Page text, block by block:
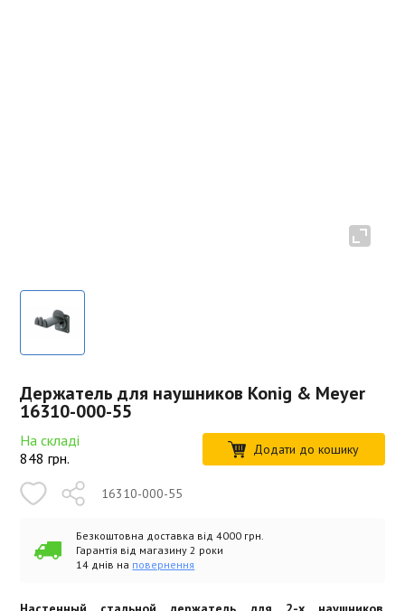
Держатель для наушников Konig & Meyer
16310-000-55
На складі
848 грн. Додати до кошику
16310-000-55
Безкоштовна доставка від 4000 грн.
Гарантія від магазину 2 роки
14 днів на повернення